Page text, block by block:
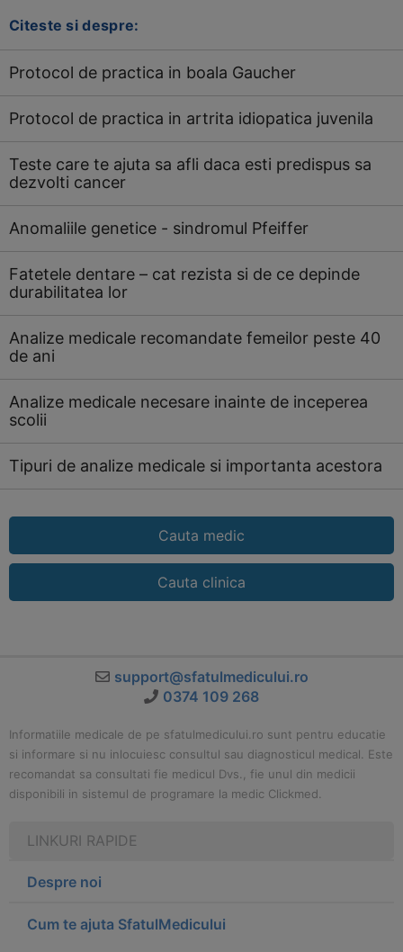
Citeste si despre:
Protocol de practica in boala Gaucher
Protocol de practica in artrita idiopatica juvenila
Teste care te ajuta sa afli daca esti predispus sa
dezvolti cancer
Anomaliile genetice - sindromul Pfeiffer
Fatetele dentare – cat rezista si de ce depinde
durabilitatea lor
Analize medicale recomandate femeilor peste 40
de ani
Analize medicale necesare inainte de inceperea
scolii
Tipuri de analize medicale si importanta acestora
Cauta medic
Cauta clinica
support@sfatulmedicului.ro
0374 109 268
Informatiile medicale de pe sfatulmedicului.ro sunt pentru educatie
si informare si nu inlocuiesc consultul sau diagnosticul medical. Este
recomandat sa consultati fie medicul Dvs., fie unul din medicii
disponibili in sistemul de programare la medic Clickmed.
LINKURI RAPIDE
Despre noi
Cum te ajuta SfatulMedicului